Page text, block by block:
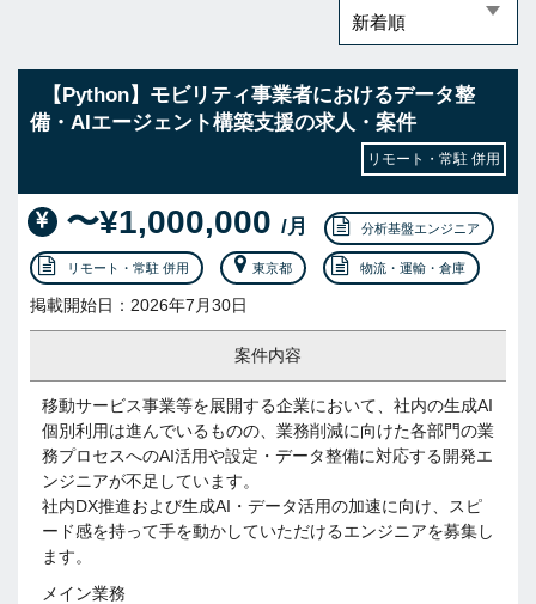
【Python】モビリティ事業者におけるデータ整
備・AIエージェント構築支援の求人・案件
リモート・常駐 併用
〜¥1,000,000 /月 分析基盤エンジニア
リモート・常駐 併用 東京都 物流・運輸・倉庫
掲載開始日：2026年7月30日
案件内容
移動サービス事業等を展開する企業において、社内の生成AI
個別利用は進んでいるものの、業務削減に向けた各部門の業
務プロセスへのAI活用や設定・データ整備に対応する開発エ
ンジニアが不足しています。
社内DX推進および生成AI・データ活用の加速に向け、スピ
ード感を持って手を動かしていただけるエンジニアを募集し
ます。
メイン業務